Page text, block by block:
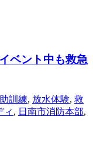
ベント中も救急
訓練, 放水体験, 救
ィ , 日南市消防本部,